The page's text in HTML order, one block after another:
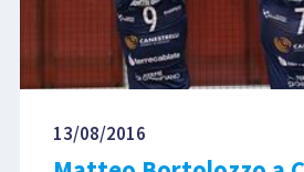
13/08/2016